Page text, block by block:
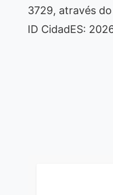
3729, através
ID CidadES: